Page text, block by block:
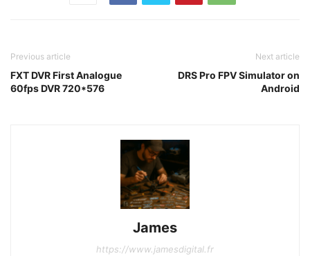
Previous article
FXT DVR First Analogue
60fps DVR 720*576
Next article
DRS Pro FPV Simulator on
Android
James
https://www.jamesdigital.fr